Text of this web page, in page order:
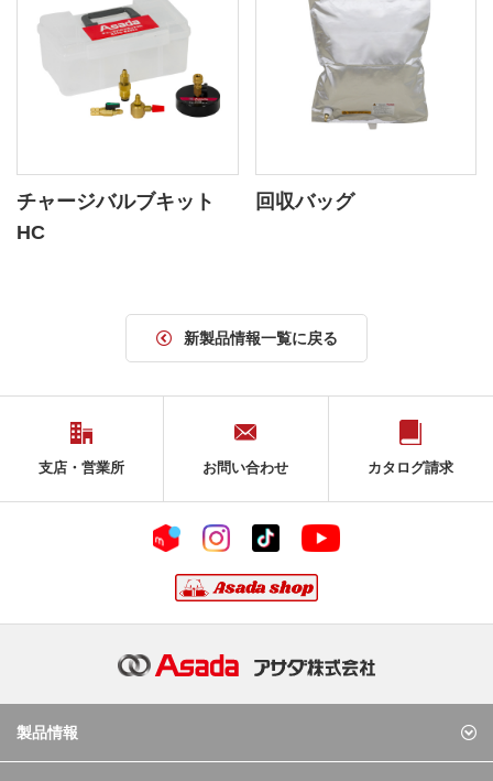
チャージバルブキット
HC
回収バッグ
新製品情報一覧に戻る
支店・営業所 お問い合わせ カタログ請求
製品情報